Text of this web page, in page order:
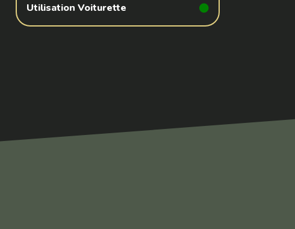
Utilisation Voiturette
Compétitions à venir